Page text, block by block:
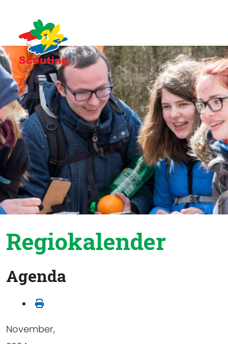
Regiokalender
Agenda
November,